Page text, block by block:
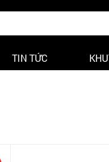
TIN TỨC